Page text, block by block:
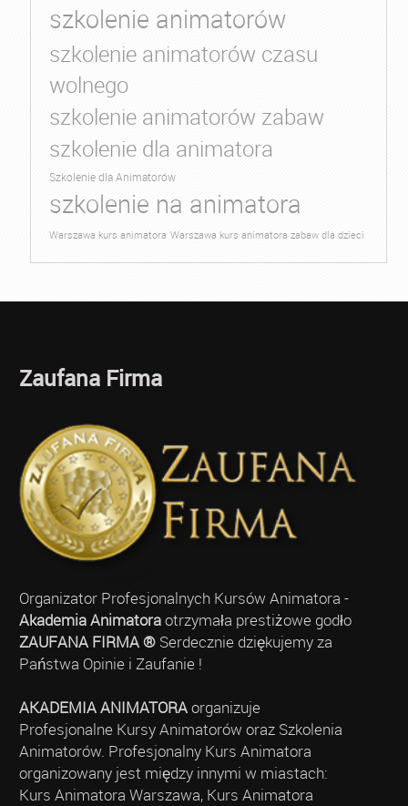
szkolenie animatorów
szkolenie animatorów czasu
wolnego
szkolenie animatorów zabaw
szkolenie dla animatora
Szkolenie dla Animatorów
szkolenie na animatora
Warszawa kurs animatora Warszawa kurs animatora zabaw dla dzieci
Zaufana Firma
Organizator Profesjonalnych Kursów Animatora -
Akademia Animatoraotrzymała prestiżowe godło
ZAUFANA FIRMA ®Serdecznie dziękujemy za
Państwa Opinie i Zaufanie !
AKADEMIA ANIMATORAorganizuje
Profesjonalne Kursy Animatorów oraz Szkolenia
Animatorów. Profesjonalny Kurs Animatora
organizowany jest między innymi w miastach:
Kurs Animatora Warszawa, Kurs Animatora